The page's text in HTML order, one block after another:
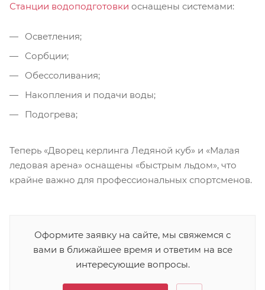
Станции водоподготовки оснащены системами:
Осветления;
Сорбции;
Обессоливания;
Накопления и подачи воды;
Подогрева;
Теперь «Дворец керлинга Ледяной куб» и «Малая
ледовая арена» оснащены «быстрым льдом», что
крайне важно для профессиональных спортсменов.
Оформите заявку на сайте, мы свяжемся с
вами в ближайшее время и ответим на все
интересующие вопросы.